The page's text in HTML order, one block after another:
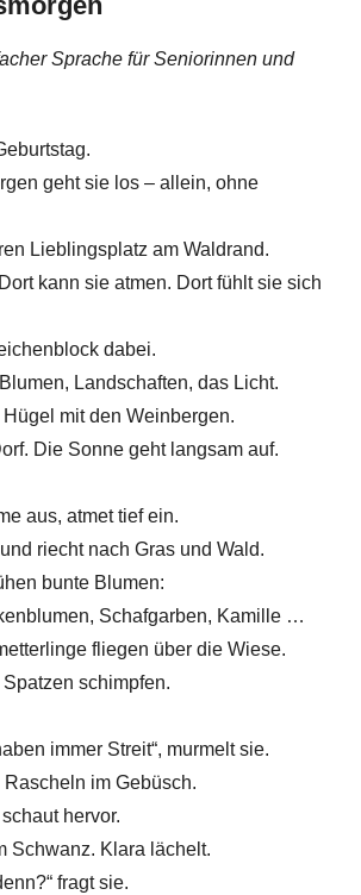
Sprache für Seniorinnen und
geht sie los – allein, ohne
Lieblingsplatz am Waldrand.
kann sie atmen. Dort fühlt sie sich
dabei.
Landschaften, das Licht.
mit den Weinbergen.
Die Sonne geht langsam auf.
aus, atmet tief ein.
riecht nach Gras und Wald.
bunte Blumen:
Schafgarben, Kamille …
fliegen über die Wiese.
schimpfen.
immer Streit“, murmelt sie.
im Gebüsch.
hervor.
Schwanz. Klara lächelt.
fragt sie.